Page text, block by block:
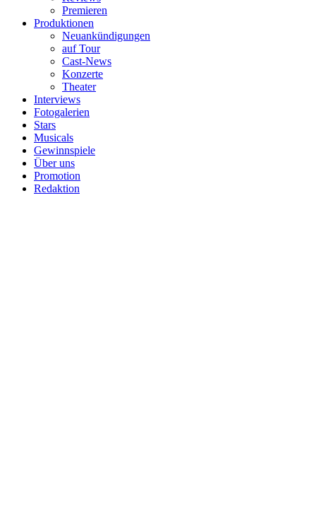
Premieren
Produktionen
Neuankündigungen
auf Tour
Cast-News
Konzerte
Theater
Interviews
Fotogalerien
Stars
Musicals
Gewinnspiele
Über uns
Promotion
Redaktion